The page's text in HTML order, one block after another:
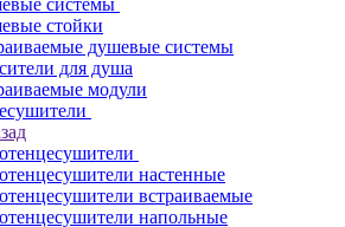
системы
стойки
душевые системы
для душа
модули
настенные
встраиваемые
напольные